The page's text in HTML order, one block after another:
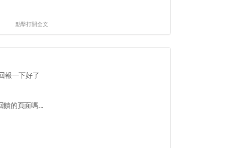
點擊打開全文
報一下好了
饋的頁面嗎...